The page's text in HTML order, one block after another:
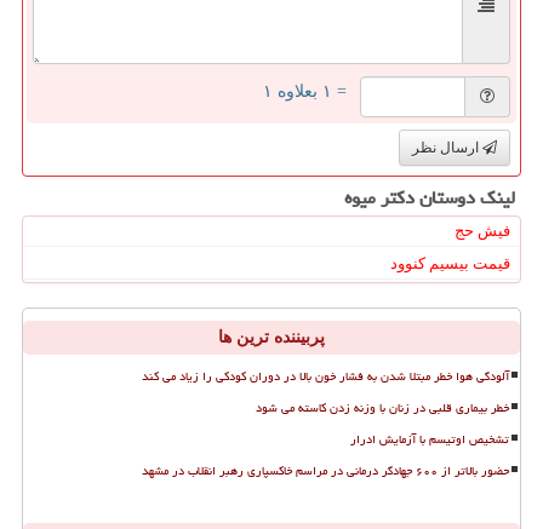
= ۱ بعلاوه ۱
ارسال نظر
لینک دوستان دكتر میوه
فیش حج
قیمت بیسیم کنوود
پربیننده ترین ها
آلودگی هوا خطر مبتلا شدن به فشار خون بالا در دوران کودکی را زیاد می کند
خطر بیماری قلبی در زنان با وزنه زدن کاسته می شود
تشخیص اوتیسم با آزمایش ادرار
حضور بالاتر از ۶۰۰ جهادگر درمانی در مراسم خاکسپاری رهبر انقلاب در مشهد